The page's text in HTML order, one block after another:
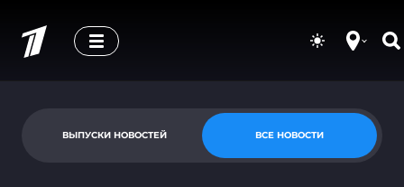
ВЫПУСКИ НОВОСТЕЙ ВСЕ НОВОСТИ